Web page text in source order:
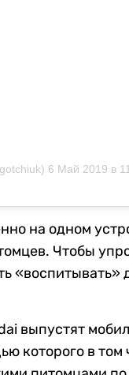
6 Май 2019 в
на одном
Чтобы
«воспитывать»
выпустят
которого в том